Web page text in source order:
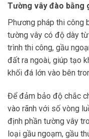
Tường vây đào bằng
Phương pháp thi công
tường vây có độ dày
trình thi công, gầu
đất ra ngoài, giúp tạo
khối đá lớn vào bên
Để đảm bảo độ chắc
vào rãnh với số vòng
định phần tường vây
loại gầu ngoạm, gầu